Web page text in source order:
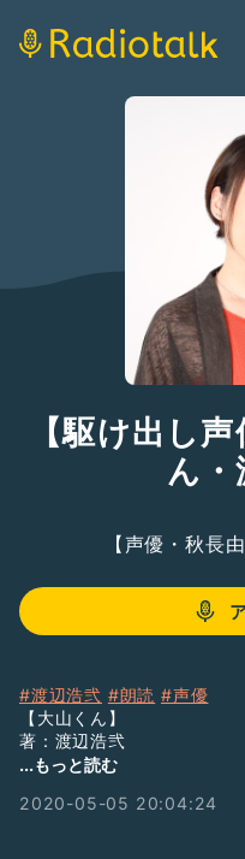
【駆け出し
ん・
【声優・秋長
#渡辺浩弐 #朗読 #声優
【大山くん】
著：渡辺浩弐
朗読：秋長由佳梨
...もっと読む
2020-05-05 20:04:24